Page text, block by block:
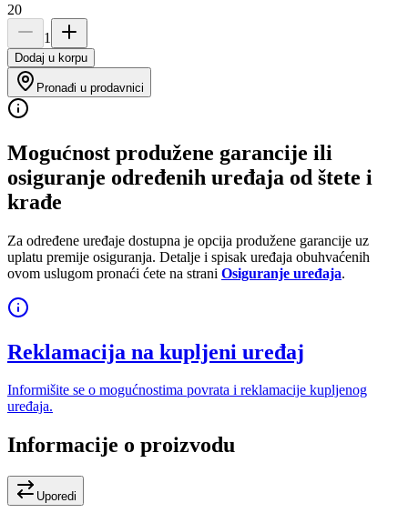
20
1
Dodaj u korpu
Pronađi u prodavnici
Mogućnost produžene garancije ili
osiguranje određenih uređaja od štete i
krađe
Za određene uređaje dostupna je opcija produžene garancije uz
uplatu premije osiguranja. Detalje i spisak uređaja obuhvaćenih
ovom uslugom pronaći ćete na strani Osiguranje uređaja.
Reklamacija na kupljeni uređaj
Informišite se o mogućnostima povrata i reklamacije kupljenog
uređaja.
Informacije o proizvodu
Uporedi